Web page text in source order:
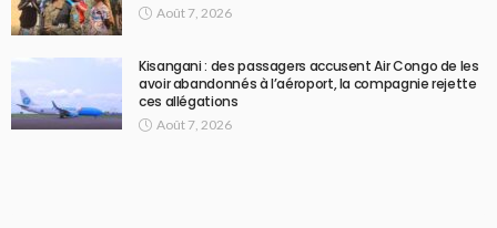
Août 7, 2026
Kisangani : des passagers accusent Air Congo de les
avoir abandonnés à l’aéroport, la compagnie rejette
ces allégations
Août 7, 2026